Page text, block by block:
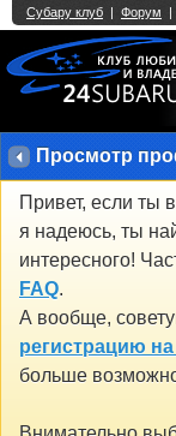
Просмотр
Привет, если ты
я надеюсь, ты
интересного!
FAQ.
А вообще,
регистрацию
больше
2 3 4 5 6 7 8 9 10 11
27 28 29 30